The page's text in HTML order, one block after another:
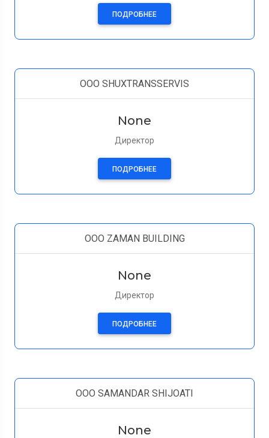
ПОДРОБНЕЕ
OOO SHUXTRANSSERVIS
None
Директор
ПОДРОБНЕЕ
OOO ZAMAN BUILDING
None
Директор
ПОДРОБНЕЕ
OOO SAMANDAR SHIJOATI
None